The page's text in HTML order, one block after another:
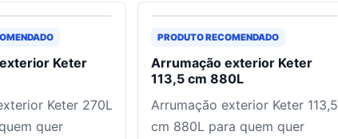
Keter
Keter 270L
quer
PRODUTO RECOMENDADO
Arrumação exterior Keter
113,5 cm 880L
Arrumação exterior Keter 113,5
cm 880L para quem quer